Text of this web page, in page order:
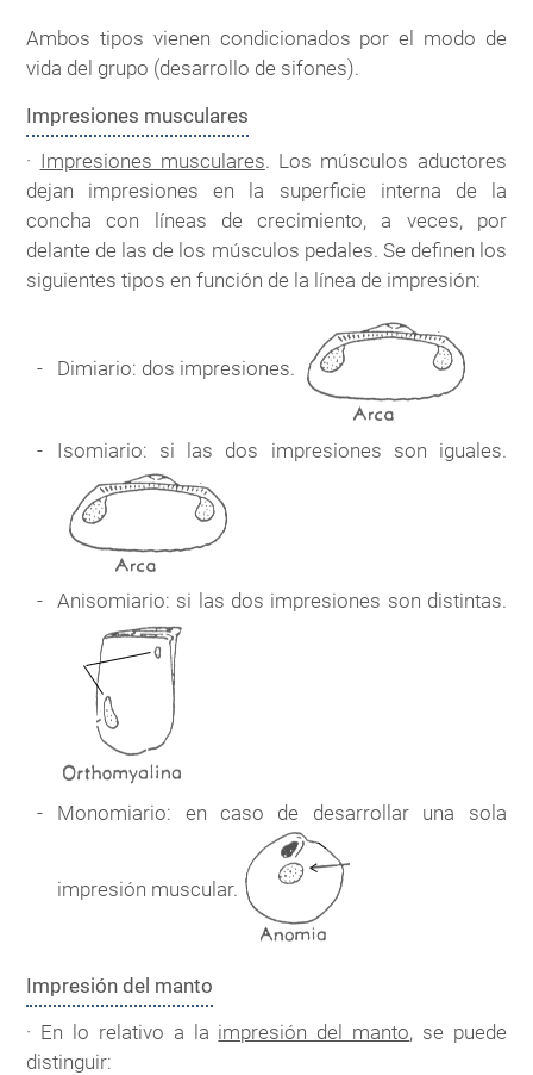
Ambos tipos vienen condicionados por el modo de
vida del grupo (desarrollo de sifones).
Impresiones musculares
· Impresiones musculares. Los músculos aductores
dejan impresiones en la superficie interna de la
concha con líneas de crecimiento, a veces, por
delante de las de los músculos pedales. Se definen los
siguientes tipos en función de la línea de impresión:
Dimiario: dos impresiones.
Isomiario: si las dos impresiones son iguales.
Anisomiario: si las dos impresiones son distintas.
Monomiario: en caso de desarrollar una sola
impresión muscular.
Impresión del manto
· En lo relativo a la impresión del manto, se puede
distinguir: